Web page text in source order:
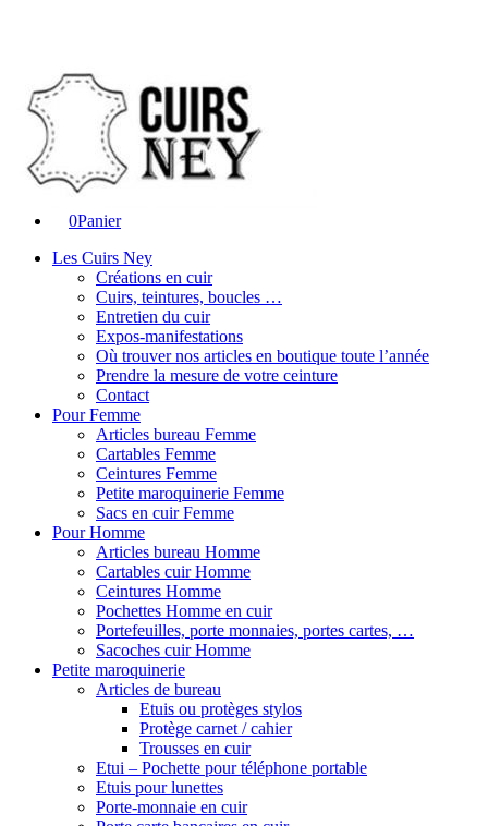
0Panier
Les Cuirs Ney
Créations en cuir
Cuirs, teintures, boucles …
Entretien du cuir
Expos-manifestations
Où trouver nos articles en boutique toute l’année
Prendre la mesure de votre ceinture
Contact
Pour Femme
Articles bureau Femme
Cartables Femme
Ceintures Femme
Petite maroquinerie Femme
Sacs en cuir Femme
Pour Homme
Articles bureau Homme
Cartables cuir Homme
Ceintures Homme
Pochettes Homme en cuir
Portefeuilles, porte monnaies, portes cartes, …
Sacoches cuir Homme
Petite maroquinerie
Articles de bureau
Etuis ou protèges stylos
Protège carnet / cahier
Trousses en cuir
Etui – Pochette pour téléphone portable
Etuis pour lunettes
Porte-monnaie en cuir